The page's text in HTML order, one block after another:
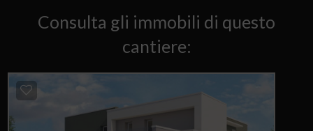
Consulta gli immobili di questo
cantiere: